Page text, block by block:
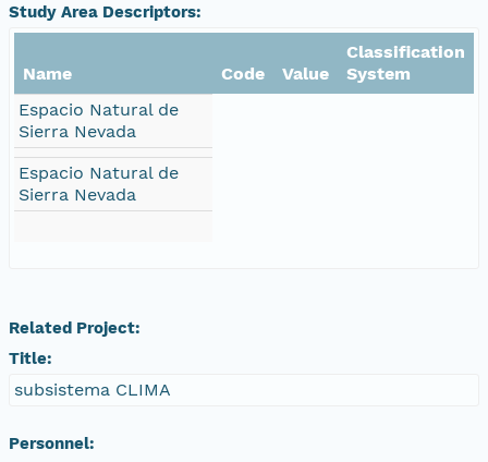
Study Area Descriptors:
Name Code Value
Classification
System
Espacio Natural de
Sierra Nevada
Espacio Natural de
Sierra Nevada
Related Project:
Title:
subsistema CLIMA
Personnel: